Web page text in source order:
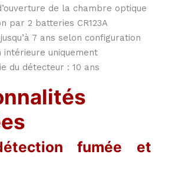
de la chambre optique
par 2 batteries CR123A
7 ans selon configuration
uniquement
du détecteur : 10 ans
fumée et